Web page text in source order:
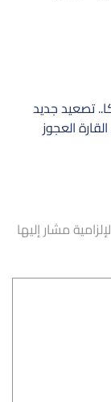
تصعيد جديد
العجوز
مشار إليها